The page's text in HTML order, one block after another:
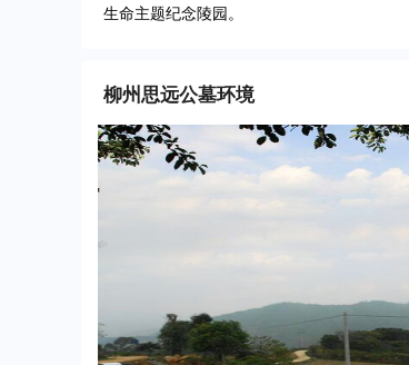
生命主题纪念陵园。
柳州思远公墓环境